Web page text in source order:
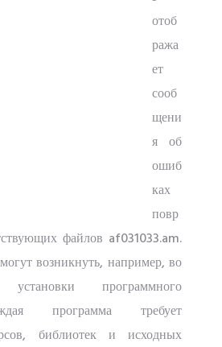
отоб
ража
ет
сооб
щени
я об
ошиб
ках
повр
файлов af031033.am.
возникнуть, например, во
программного
программа требует
библиотек и исходных